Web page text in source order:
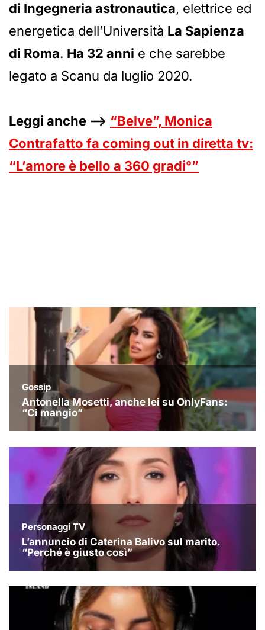
di Ingegneria astronautica, elettrice ed
energetica dell’Università La Sapienza
di Roma. Ha 32 anni e che sarebbe
legato a Scanu da luglio 2020.
Leggi anche –> “Belve”, Monica
Contrafatto fa coming out in diretta tv:
“L’amore è bello a 360 gradi°”